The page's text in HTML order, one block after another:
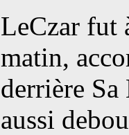
LeCzar fut
matin,
derrière
aussi